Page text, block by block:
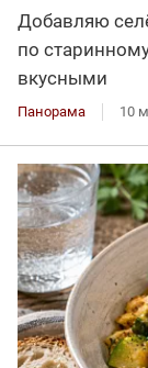
Добавляю
по
вкусными
Панорама 10